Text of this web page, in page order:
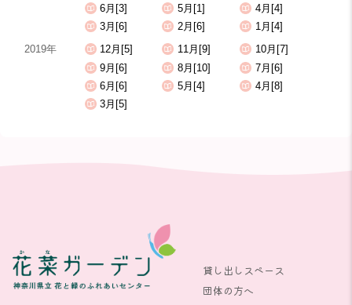
6月[3]
5月[1]
4月[4]
3月[6]
2月[6]
1月[4]
2019年
12月[5] 11月[9]
10月[7]
9月[6]
8月[10]
7月[6]
6月[6]
5月[4]
4月[8]
3月[5]
貸し出しスペース
団体の方へ